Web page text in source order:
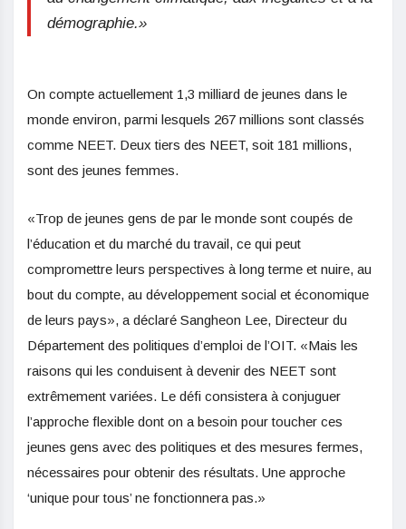
démographie.»
On compte actuellement 1,3 milliard de jeunes dans le
monde environ, parmi lesquels 267 millions sont classés
comme NEET. Deux tiers des NEET, soit 181 millions,
sont des jeunes femmes.
«Trop de jeunes gens de par le monde sont coupés de
l’éducation et du marché du travail, ce qui peut
compromettre leurs perspectives à long terme et nuire, au
bout du compte, au développement social et économique
de leurs pays», a déclaré Sangheon Lee, Directeur du
Département des politiques d’emploi de l’OIT. «Mais les
raisons qui les conduisent à devenir des NEET sont
extrêmement variées. Le défi consistera à conjuguer
l’approche flexible dont on a besoin pour toucher ces
jeunes gens avec des politiques et des mesures fermes,
nécessaires pour obtenir des résultats. Une approche
‘unique pour tous’ ne fonctionnera pas.»